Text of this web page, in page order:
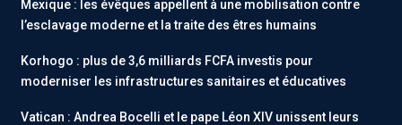
Mexique : les évêques appellent à une mobilisation contre
l’esclavage moderne et la traite des êtres humains
Korhogo : plus de 3,6 milliards FCFA investis pour
moderniser les infrastructures sanitaires et éducatives
Vatican : Andrea Bocelli et le pape Léon XIV unissent leurs